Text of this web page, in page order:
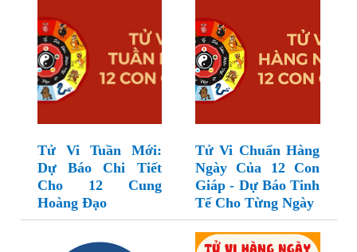
Tử Vi Tuần Mới:
Dự Báo Chi Tiết
Cho 12 Cung
Hoàng Đạo
Tử Vi Chuẩn Hàng
Ngày Của 12 Con
Giáp - Dự Báo Tinh
Tế Cho Từng Ngày